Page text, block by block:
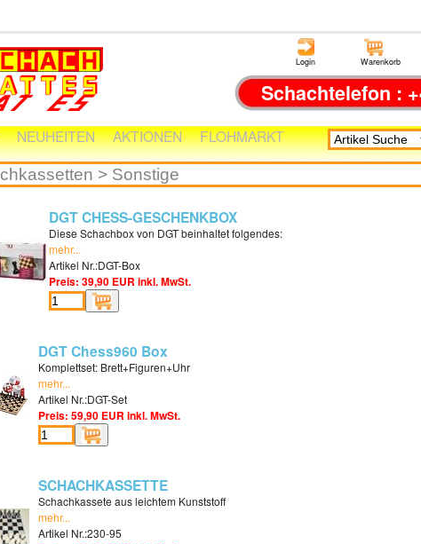
Login Warenkorb
Schachtelefon :
NEUHEITEN AKTIONEN FLOHMARKT
DGT CHESS-GESCHENKBOX
Diese Schachbox von DGT beinhaltet folgendes:
mehr...
Artikel Nr.:DGT-Box
Preis: 39,90 EUR inkl. MwSt.
DGT Chess960 Box
Komplettset: Brett+Figuren+Uhr
mehr...
Artikel Nr.:DGT-Set
Preis: 59,90 EUR inkl. MwSt.
SCHACHKASSETTE
Schachkassete aus leichtem Kunststoff
mehr...
Artikel Nr.:230-95